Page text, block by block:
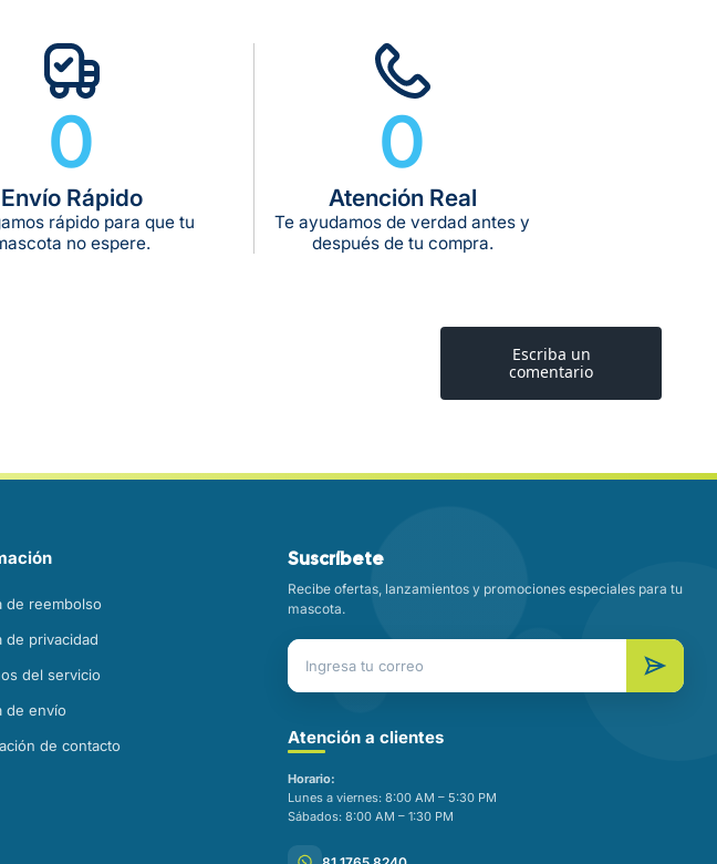
5 a 7 días hábiles
De 11 kg a 20 kg:
De 21 kg a 40 kg:
De 42 kg a 65 kg:
0
Envío Rápido
rápido para que tu
no espere.
0
Atención Real
Te ayudamos de verdad antes y
después de tu compra.
de reembolso
de privacidad
del servicio
de envío
de contacto
Suscríbete
Recibe ofertas, lanzamientos y promociones especiales para tu
mascota.
Atención a clientes
Horario:
Lunes a viernes: 8:00 AM – 5:30 PM
Sábados: 8:00 AM – 1:30 PM